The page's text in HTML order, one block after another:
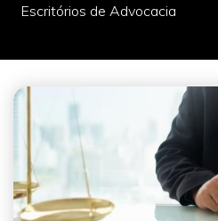
Escritórios de Advocacia